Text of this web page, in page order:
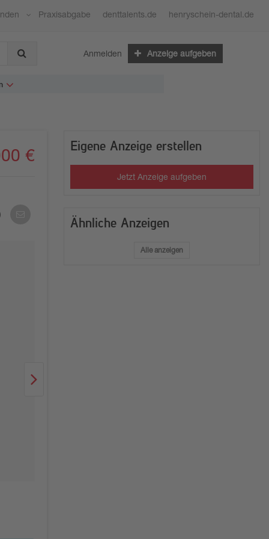
Praxisabgabe denttalents.de henryschein-dental.de
Anmelden Anzeige aufgeben
Eigene Anzeige erstellen
Jetzt Anzeige aufgeben
Ähnliche Anzeigen
Alle anzeigen
€